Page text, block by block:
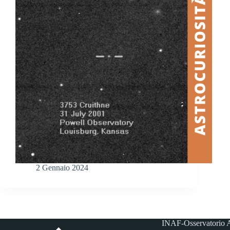
2 Gennaio 2024
INAF-Osservatorio